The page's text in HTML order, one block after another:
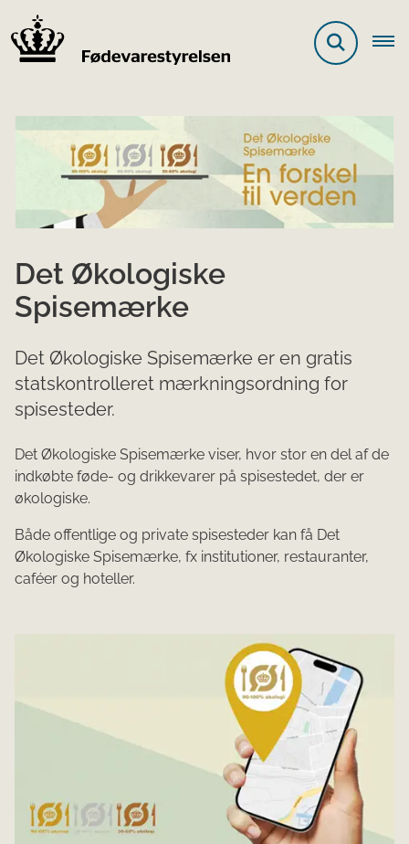
Det Økologiske
Spisemærke
Det Økologiske Spisemærke er en gratis
statskontrolleret mærkningsordning for
spisesteder.
Det Økologiske Spisemærke viser, hvor stor en del af de
indkøbte føde- og drikkevarer på spisestedet, der er
økologiske.
Både offentlige og private spisesteder kan få Det
Økologiske Spisemærke, fx institutioner, restauranter,
caféer og hoteller.